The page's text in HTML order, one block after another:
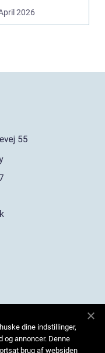
til i hverdage...
2026
dine indstillinger,
annoncer. Denne
brug af websiden